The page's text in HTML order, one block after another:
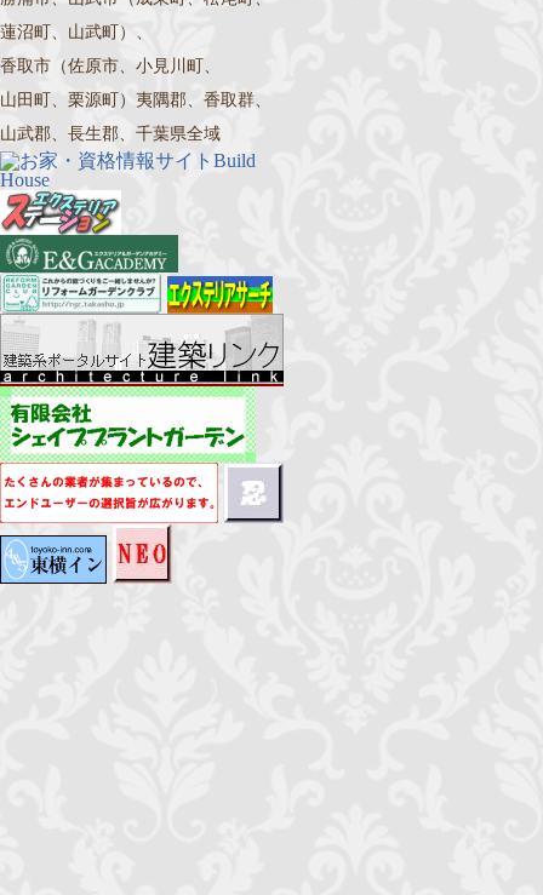
蓮沼町、山武町）、
香取市（佐原市、小見川町、
山田町、栗源町）夷隅郡、香取群、
山武郡、長生郡、千葉県全域